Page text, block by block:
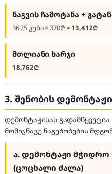
ნაგვის ჩამოტანა +
36.25 კუბი × 370₾ = 13,412₾
მთლიანი ხარჯი
18,762₾
3. შენობის
დემონტაჟისას
მომიჯნავე ნაგებობების
ა. დემონტაჟი მჭიდრო
(ცოცხალი ძალა)